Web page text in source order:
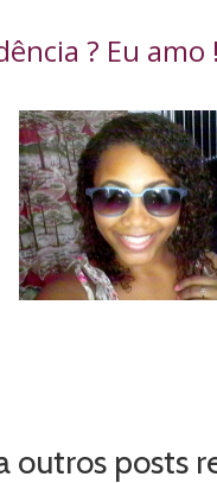
? Eu amo
outros posts